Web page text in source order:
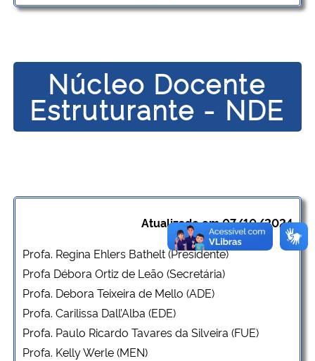
Núcleo Docente
Estruturante - NDE
Atualizado em 07/10/2024
Profa. Regina Ehlers Bathelt (Presidente)
Profa Débora Ortiz de Leão (Secretária)
Profa. Debora Teixeira de Mello (ADE)
Profa. Carilissa Dall’Alba (EDE)
Profa. Paulo Ricardo Tavares da Silveira (FUE)
Profa. Kelly Werle (MEN)